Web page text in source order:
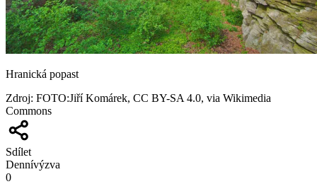
Hranická popast
Zdroj: FOTO:Jiří Komárek, CC BY-SA 4.0, via Wikimedia
Commons
Sdílet
Dennívýzva
0